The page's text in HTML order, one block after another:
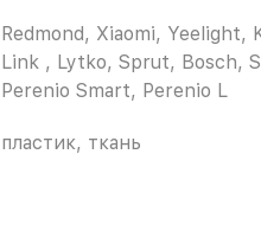
Redmond, Xiaomi, Yeelight,
Link , Lytko, Sprut, Bosch,
Perenio Smart, Perenio L
пластик, ткань